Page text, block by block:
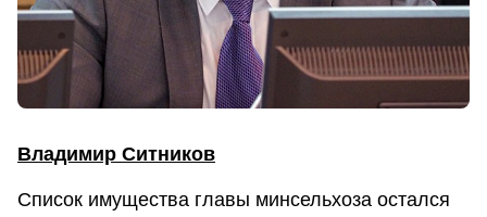
Владимир Ситников
Список имущества главы минсельхоза остался